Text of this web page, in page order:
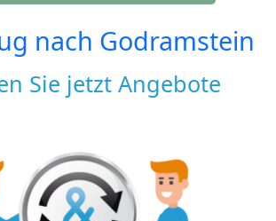
nach Godramstein
Sie jetzt Angebote